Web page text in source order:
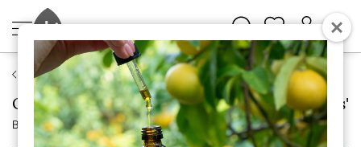
DIY aromatherapie
Online cursus 'Maak je eigen Aromaformules'
Bekijk meer van Chi Natural Life